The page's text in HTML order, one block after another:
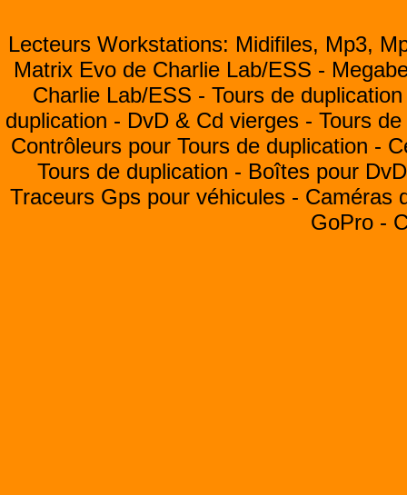
Lecteurs Workstations: Midifiles, Mp3,
Matrix Evo de Charlie Lab/ESS -
Charlie Lab/ESS -Tours de
duplication - DvD & Cd vierges - Tours
Contrôleurs pour Tours de duplication -
Tours de duplication - Boîtes pour
Traceurs Gps pour véhicules - Caméras
GoPro -